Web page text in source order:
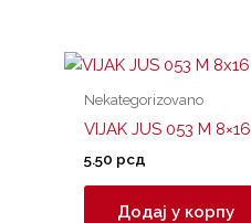
Nekategorizovano
VIJAK JUS 053 M 8×16
5.50 рсд
Додај у корпу